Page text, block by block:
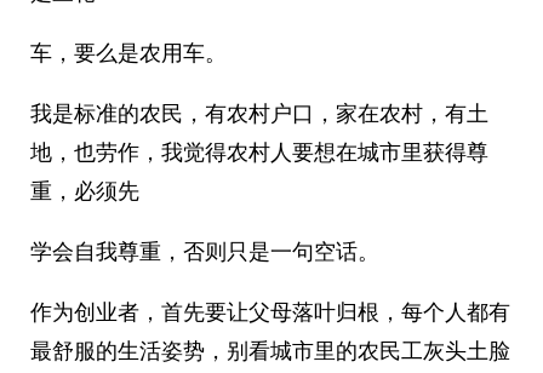
车，要么是农用车。
我是标准的农民，有农村户口，家在农村，有土
地，也劳作，我觉得农村人要想在城市里获得尊
重，必须先
学会自我尊重，否则只是一句空话。
作为创业者，首先要让父母落叶归根，每个人都有
最舒服的生活姿势，别看城市里的农民工灰头土脸